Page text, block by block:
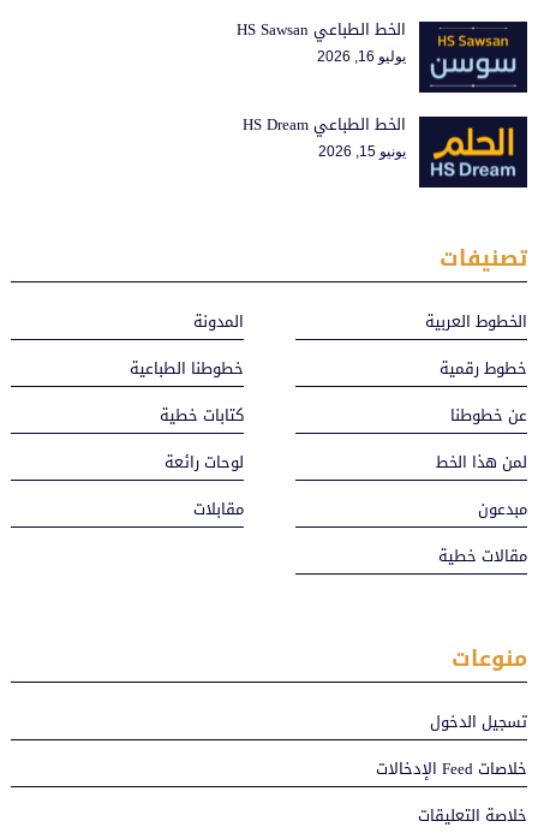
الخط الطباعي HS Sawsan
يوليو 16, 2026
الخط الطباعي HS Dream
يونيو 15, 2026
تصنيفات
الخطوط العربية
المدونة
خطوط رقمية
خطوطنا الطباعية
عن خطوطنا
كتابات خطية
لمن هذا الخط
لوحات رائعة
مبدعون
مقابلات
مقالات خطية
منوعات
تسجيل الدخول
خلاصات Feed الإدخالات
خلاصة التعليقات